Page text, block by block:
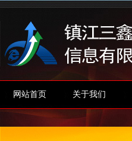
网站首页 关于我们